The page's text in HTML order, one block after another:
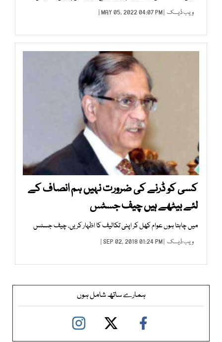
ویب ڈیسک | MAY 05, 2022 04:07 PM |
کسی کو ڈرنے کی ضرورت نہیں ہم انصاف کے
لئے بیٹھے ہیں چیف جسٹس
میں چاہتا ہوں عوام کھل کر اپنی تکالیف کا اظہار کریں، چیف جسٹس
ویب ڈیسک | SEP 02, 2018 01:24 PM |
ہمارے ساتھ شامل ہوں